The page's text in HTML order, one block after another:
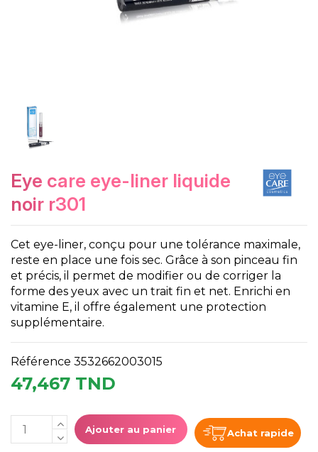
eye care eye-liner liquide
noir r301
Cet eye-liner, conçu pour une tolérance maximale,
reste en place une fois sec. Grâce à son pinceau fin
et précis, il permet de modifier ou de corriger la
forme des yeux avec un trait fin et net. Enrichi en
vitamine E, il offre également une protection
supplémentaire.
Référence 3532662003015
47,467 TND
Ajouter au panier Achat rapide